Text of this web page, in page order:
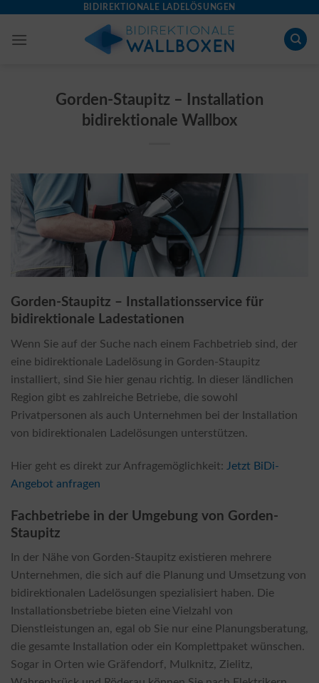
content
BIDIREKTIONALE LADELÖSUNGEN
Gorden-Staupitz – Installation
bidirektionale Wallbox
Gorden-Staupitz – Installationsservice für
bidirektionale Ladestationen
Wenn Sie auf der Suche nach einem Fachbetrieb sind, der
eine bidirektionale Ladelösung in Gorden-Staupitz
installiert, sind Sie hier genau richtig. In dieser ländlichen
Region gibt es zahlreiche Betriebe, die sowohl
Privatpersonen als auch Unternehmen bei der Installation
von bidirektionalen Ladelösungen unterstützen.
Hier geht es direkt zur Anfragemöglichkeit: Jetzt BiDi-
Angebot anfragen
Fachbetriebe in der Umgebung von Gorden-
Staupitz
In der Nähe von Gorden-Staupitz existieren mehrere
Unternehmen, die sich auf die Planung und Umsetzung von
bidirektionalen Ladelösungen spezialisiert haben. Die
Installationsbetriebe bieten eine Vielzahl von
Dienstleistungen an, egal ob Sie nur eine Planungsberatung,
die gesamte Installation oder ein Komplettpaket wünschen.
Sogar in Orten wie Gräfendorf, Mulknitz, Zielitz,